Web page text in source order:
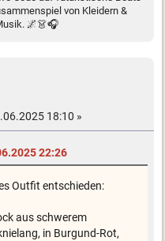
von Kleidern &
🌌👗🎧
18:10 »
22:26
Outfit entschieden:
aus schwerem
in Burgund-Rot,